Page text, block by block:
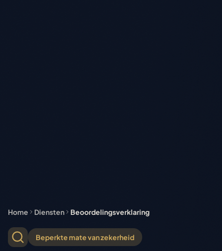
Home Diensten Beoordelingsverklaring
Beperkte mate van zekerheid